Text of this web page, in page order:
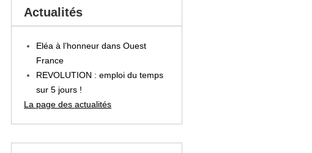
Actualités
Eléa à l’honneur dans Ouest
France
REVOLUTION : emploi du temps
sur 5 jours !
La page des actualités